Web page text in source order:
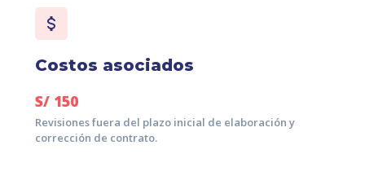
Costos asociados
S/ 150
Revisiones fuera del plazo inicial de elaboración y
corrección de contrato.